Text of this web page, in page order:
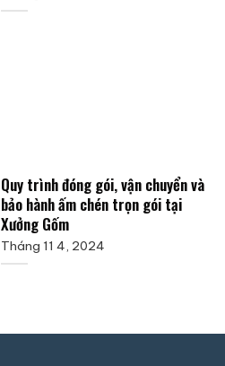
Quy trình đóng gói, vận chuyển và
bảo hành ấm chén trọn gói tại
Xưởng Gốm
Tháng 11 4, 2024